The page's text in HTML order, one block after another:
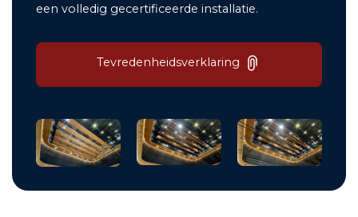
een volledig gecertificeerde installatie.
Tevredenheidsverklaring